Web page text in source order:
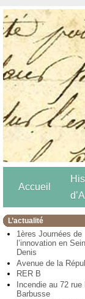
Accueil
L’actualité
1ères Journées de
l’innovation en
Denis
Avenue de la
RER B
Incendie au 72 rue
Barbusse